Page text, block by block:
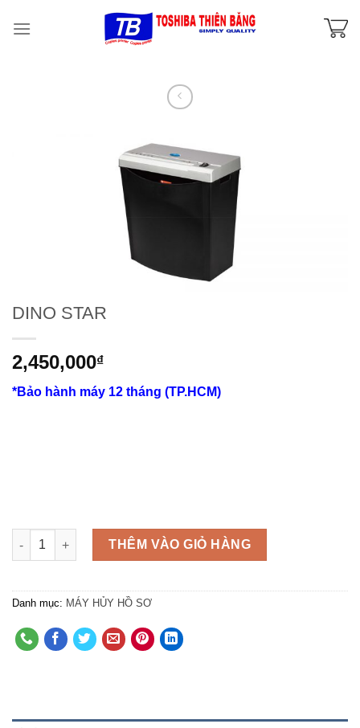
DINO STAR
2,450,000₫
*Bảo hành máy 12 tháng (TP.HCM)
Số lượng
THÊM VÀO GIỎ HÀNG
Danh mục: MÁY HỦY HỒ SƠ